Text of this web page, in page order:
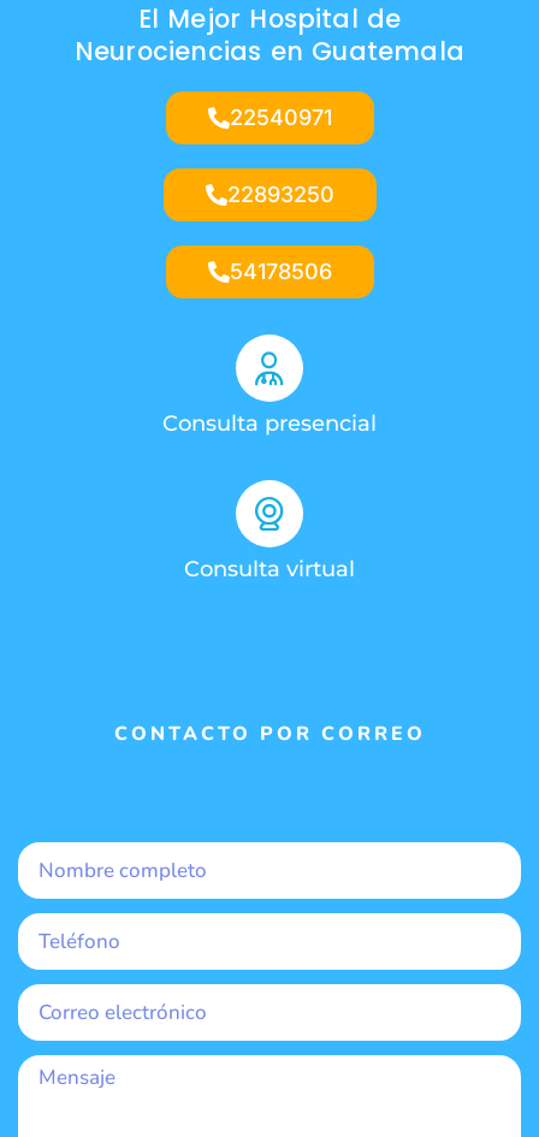
El Mejor Hospital de
Neurociencias en Guatemala
22540971
22893250
54178506
Consulta presencial
Consulta virtual
CONTACTO POR CORREO